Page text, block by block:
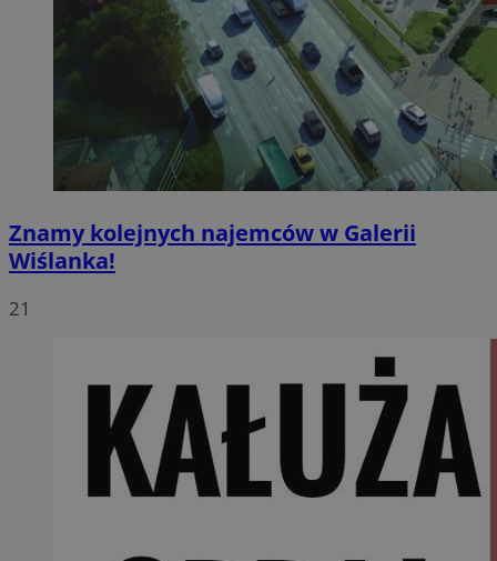
Znamy kolejnych najemców w Galerii
Wiślanka!
21